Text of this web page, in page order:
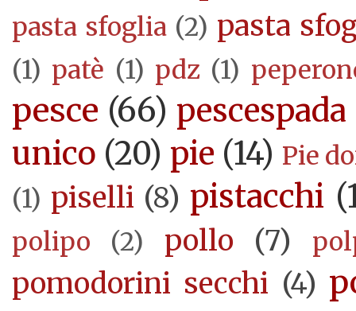
pasta sfoglia (2) pasta
(1) patè (1) pdz (1)
pesce (66) pescespada
unico (20) pie (14) Pie
(1) piselli (8) pistacchi
polipo (2) pollo (7)
pomodorini secchi (4)